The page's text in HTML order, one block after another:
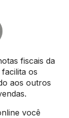
fiscais da
os
aos outros
você